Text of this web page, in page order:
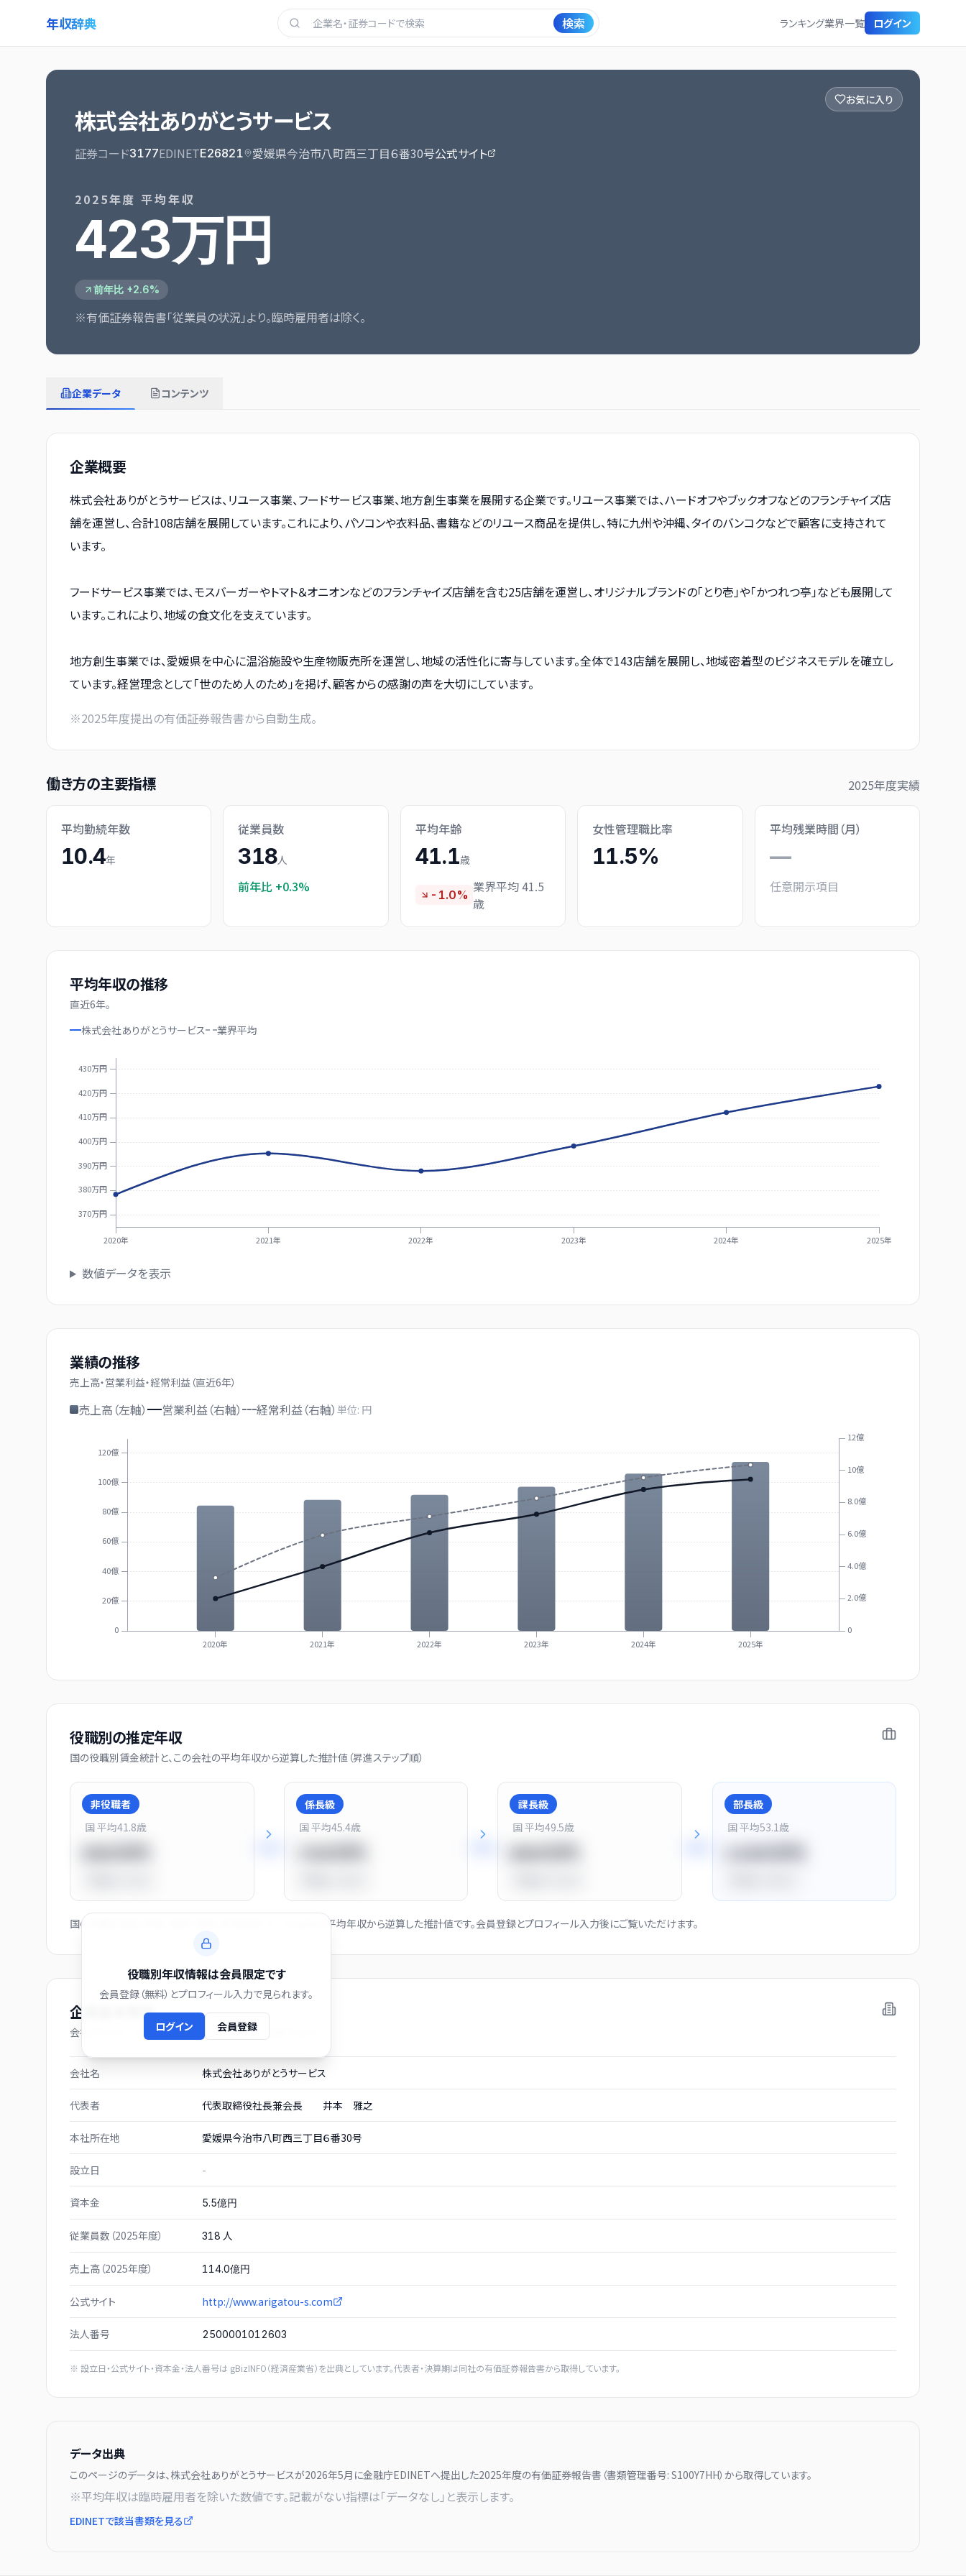
年収辞典 検索 ランキング業界一覧 ログイン
お気に入り
株式会社ありがとうサービス
証券コード3177EDINETE26821 愛媛県今治市八町西三丁目６番30号公式サイト
2025年度 平均年収
423万円
前年比 +2.6%
※有価証券報告書「従業員の状況」より。臨時雇用者は除く。
企業データ コンテンツ
企業概要
株式会社ありがとうサービスは、リユース事業、フードサービス事業、地方創生事業を展開する企業です。リユース事業では、ハードオフやブックオフなどのフランチャイズ店
舗を運営し、合計108店舗を展開しています。これにより、パソコンや衣料品、書籍などのリユース商品を提供し、特に九州や沖縄、タイのバンコクなどで顧客に支持されて
います。
フードサービス事業では、モスバーガーやトマト＆オニオンなどのフランチャイズ店舗を含む25店舗を運営し、オリジナルブランドの「とり壱」や「かつれつ亭」なども展開して
います。これにより、地域の食文化を支えています。
地方創生事業では、愛媛県を中心に温浴施設や生産物販売所を運営し、地域の活性化に寄与しています。全体で143店舗を展開し、地域密着型のビジネスモデルを確立し
ています。経営理念として「世のため人のため」を掲げ、顧客からの感謝の声を大切にしています。
※2025年度提出の有価証券報告書から自動生成。
働き方の主要指標 2025年度実績
平均勤続年数
10.4年
従業員数
318人
前年比 +0.3%
平均年齢
41.1歳
-1.0% 業界平均 41.5
歳
女性管理職比率
11.5%
平均残業時間（月）
—
任意開示項目
平均年収の推移
直近6年。
株式会社ありがとうサービス
業界平均
370万円
380万円
390万円
400万円
410万円
420万円
430万円
2020年 2021年 2022年 2023年 2024年 2025年
数値データを表示
業績の推移
売上高・営業利益・経常利益（直近6年）
売上高（左軸） 営業利益（右軸） 経常利益（右軸） 単位: 円
0
20億
40億
60億
80億
100億
120億
0
2.0億
4.0億
6.0億
8.0億
10億
12億
2020年 2021年 2022年 2023年 2024年 2025年
役職別の推定年収
国の役職別賃金統計と、この会社の平均年収から逆算した推計値（昇進ステップ順）
非役職者
国 平均41.8歳
係長級
国 平均45.4歳
課長級
国 平均49.5歳
部長級
国 平均53.1歳
役職別年収情報は会員限定です
会員登録（無料）とプロフィール入力で見られます。
ログイン 会員登録
国の役職別賃金（部長・課長・係長・非役職者）と、この会社の平均年収から逆算した推計値です。会員登録とプロフィール入力後にご覧いただけます。
企業基本情報
会社プロフィール（有価証券報告書および gBizINFO より）
会社名 株式会社ありがとうサービス
代表者 代表取締役社長兼会長 井本 雅之
本社所在地 愛媛県今治市八町西三丁目６番30号
設立日 -
資本金 5.5億円
従業員数（2025年度） 318 人
売上高（2025年度） 114.0億円
公式サイト http://www.arigatou-s.com
法人番号 2500001012603
※ 設立日・公式サイト・資本金・法人番号は gBizINFO（経済産業省）を出典としています。代表者・決算期は同社の有価証券報告書から取得しています。
データ出典
このページのデータは、株式会社ありがとうサービスが2026年5月に金融庁EDINETへ提出した2025年度の有価証券報告書（書類管理番号: S100Y7HH）から取得しています。
※平均年収は臨時雇用者を除いた数値です。記載がない指標は「データなし」と表示します。
EDINETで該当書類を見る